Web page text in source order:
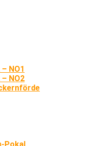
NO1
NO2
Pokal